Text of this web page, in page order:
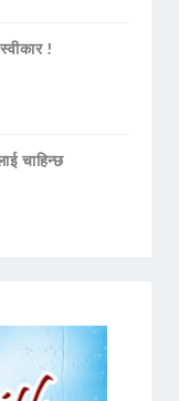
!
चाहिन्छ